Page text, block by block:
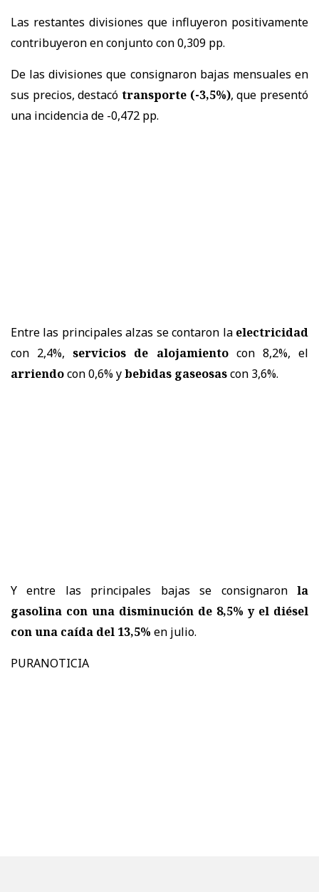
Las restantes divisiones que influyeron positivamente
contribuyeron en conjunto con 0,309 pp.
De las divisiones que consignaron bajas mensuales en
sus precios, destacó transporte (-3,5%), que presentó
una incidencia de -0,472 pp.
Entre las principales alzas se contaron la electricidad
con 2,4%,servicios de alojamientocon 8,2%, el
arriendocon 0,6% ybebidas gaseosascon 3,6%.
Y entre las principales bajas se consignaron la
gasolina con una disminución de 8,5% y el diésel
con una caída del 13,5% en julio.
PURANOTICIA